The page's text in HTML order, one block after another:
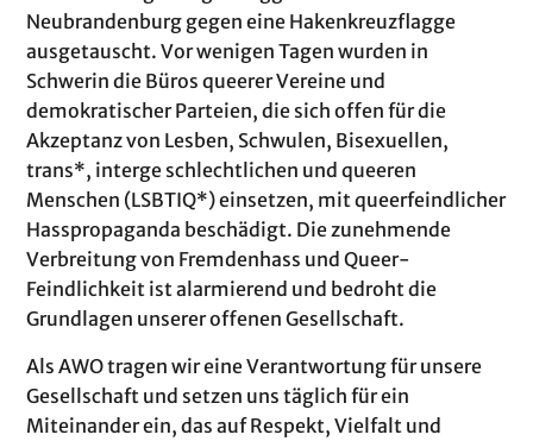
Neubrandenburg gegen eine Hakenkreuzflagge
ausgetauscht. Vor wenigen Tagen wurden in
Schwerin die Büros queerer Vereine und
demokratischer Parteien, die sich offen für die
Akzeptanz von Lesben, Schwulen, Bisexuellen,
trans*, interge­ schlechtlichen und queeren
Menschen (LSBTIQ*) einsetzen, mit queerfeindlicher
Hasspropaganda beschädigt. Die zunehmende
Verbreitung von Fremdenhass und Queer-
Feindlichkeit ist alarmierend und bedroht die
Grundlagen unserer offenen Gesellschaft.
Als AWO tragen wir eine Verantwortung für unsere
Gesellschaft und setzen uns täglich für ein
Miteinander ein, das auf Respekt, Vielfalt und